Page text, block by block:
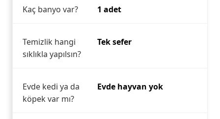
Kaç banyo var? 1 adet
Temizlik hangi
sıklıkla yapılsın?
Tek sefer
Evde kedi ya da
köpek var mı?
Evde hayvan yok